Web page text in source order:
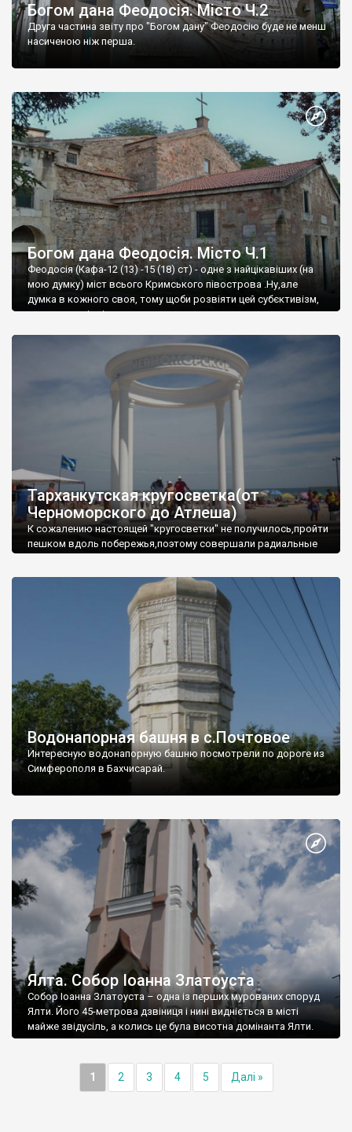
Богом дана Феодосія. Місто Ч.2
Друга частина звіту про "Богом дану" Феодосію буде не менш
насиченою ніж перша.
Богом дана Феодосія. Місто Ч.1
Феодосія (Кафа-12 (13) -15 (18) ст) - одне з найцікавіших (на
мою думку) міст всього Кримського півострова .Ну,але
думка в кожного своя, тому щоби розвіяти цей субєктивізм,
запрошую відвідати це
Тарханкутская кругосветка(от
Черноморского до Атлеша)
К сожалению настоящей "кругосветки" не получилось,пройти
пешком вдоль побережья,поэтому совершали радиальные
Водонапорная башня в с.Почтовое
Интересную водонапорную башню посмотрели по дороге из
Симферополя в Бахчисарай.
Ялта. Собор Іоанна Златоуста
Собор Іоанна Златоуста – одна із перших мурованих споруд
Ялти. Його 45-метрова дзвіниця і нині видніється в місті
майже звідусіль, а колись це була висотна домінанта Ялти.
1 2 3 4 5 Далі »